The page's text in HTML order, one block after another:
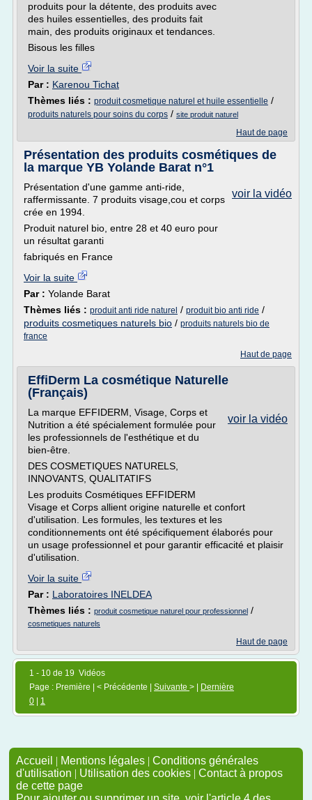
produits pour la détente, des produits avec
des huiles essentielles, des produits fait
main, des produits originaux et tendances.
Bisous les filles
Voir la suite
Par : Karenou Tichat
Thèmes liés : produit cosmetique naturel et huile essentielle /
produits naturels pour soins du corps / site produit naturel
Haut de page
Présentation des produits cosmétiques de
la marque YB Yolande Barat n°1
voir la vidéo
Présentation d'une gamme anti-ride,
raffermissante. 7 produits visage,cou et corps
crée en 1994.
Produit naturel bio, entre 28 et 40 euro pour
un résultat garanti
fabriqués en France
Voir la suite
Par : Yolande Barat
Thèmes liés : produit anti ride naturel / produit bio anti ride /
produits cosmetiques naturels bio / produits naturels bio de
france
Haut de page
EffiDerm La cosmétique Naturelle
(Français)
voir la vidéo
La marque EFFIDERM, Visage, Corps et
Nutrition a été spécialement formulée pour
les professionnels de l'esthétique et du
bien-être.
DES COSMETIQUES NATURELS,
INNOVANTS, QUALITATIFS
Les produits Cosmétiques EFFIDERM
Visage et Corps allient origine naturelle et confort
d'utilisation. Les formules, les textures et les
conditionnements ont été spécifiquement élaborés pour
un usage professionnel et pour garantir efficacité et plaisir
d'utilisation.
Voir la suite
Par : Laboratoires INELDEA
Thèmes liés : produit cosmetique naturel pour professionnel /
cosmetiques naturels
Haut de page
1 - 10 de 19 Vidéos
Page : Première | < Précédente | Suivante > |
Dernière
0
1
Accueil | Mentions légales | Conditions générales
d'utilisation | Utilisation des cookies | Contact à propos
de cette page